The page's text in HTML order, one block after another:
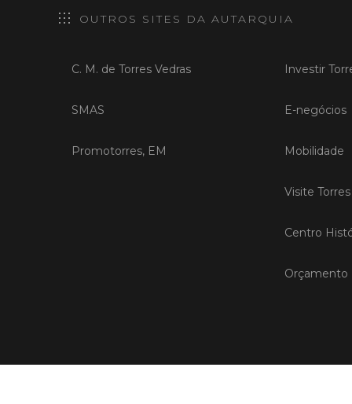
OUTROS SITES DA AUTARQUIA
C. M. de Torres Vedras
SMAS
Promotorres, EM
Investir
E-negócios
Mobilidade
Visite
Centro
Orçamento